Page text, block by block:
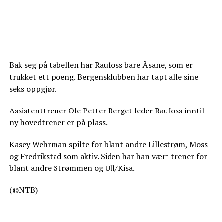
Bak seg på tabellen har Raufoss bare Åsane, som er
trukket ett poeng. Bergensklubben har tapt alle sine
seks oppgjør.
Assistenttrener Ole Petter Berget leder Raufoss inntil
ny hovedtrener er på plass.
Kasey Wehrman spilte for blant andre Lillestrøm, Moss
og Fredrikstad som aktiv. Siden har han vært trener for
blant andre Strømmen og Ull/Kisa.
(©NTB)